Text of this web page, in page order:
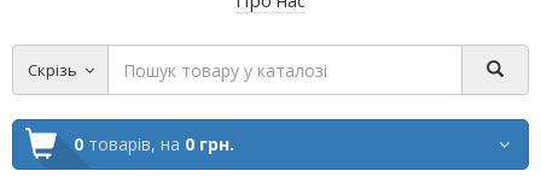
Скрізь
0 товарів, на 0 грн.